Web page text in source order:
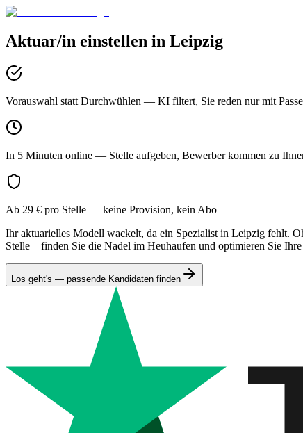
Aktuar/in einstellen in Leipzig
Vorauswahl statt Durchwühlen — KI filtert, Sie reden nur mit
In 5 Minuten online — Stelle aufgeben, Bewerber kommen zu
Ab 29 € pro Stelle — keine Provision, kein Abo
Ihr aktuarielles Modell wackelt, da ein Spezialist in Leipzig fehlt.
Stelle – finden Sie die Nadel im Heuhaufen und optimieren Sie Ihre
Los geht's — passende Kandidaten finden